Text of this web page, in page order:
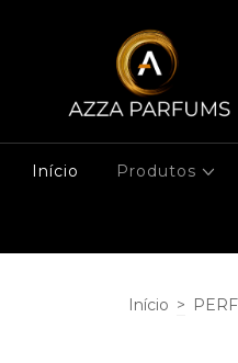
Início Produtos
Início >